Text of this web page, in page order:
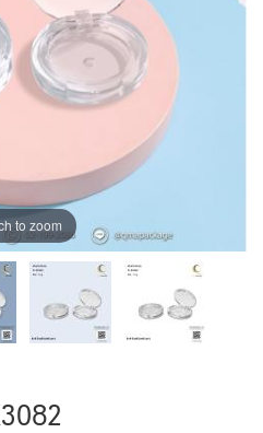
to zoom